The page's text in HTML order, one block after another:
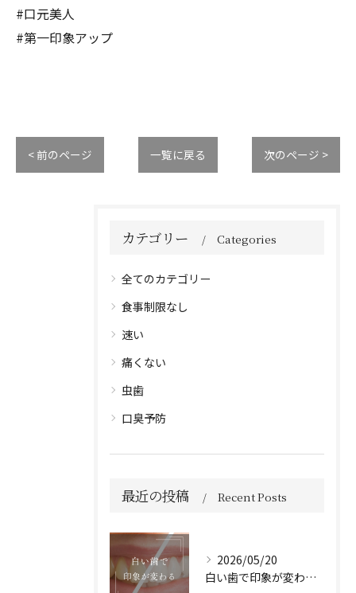
#口元美人
#第一印象アップ
< 前のページ 一覧に戻る 次のページ >
カテゴリー Categories
全てのカテゴリー
食事制限なし
速い
痛くない
虫歯
口臭予防
最近の投稿 Recent Posts
2026/05/20
白い歯で印象が変わる🦷✨️